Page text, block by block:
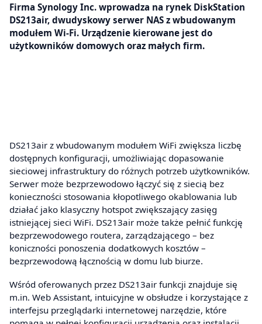
Firma Synology Inc. wprowadza na rynek DiskStation
DS213air, dwudyskowy serwer NAS z wbudowanym
modułem Wi-Fi. Urządzenie kierowane jest do
użytkowników domowych oraz małych firm.
DS213air z wbudowanym modułem WiFi zwiększa liczbę
dostępnych konfiguracji, umożliwiając dopasowanie
sieciowej infrastruktury do różnych potrzeb użytkowników.
Serwer może bezprzewodowo łączyć się z siecią bez
konieczności stosowania kłopotliwego okablowania lub
działać jako klasyczny hotspot zwiększający zasięg
istniejącej sieci WiFi. DS213air może także pełnić funkcję
bezprzewodowego routera, zarządzającego – bez
koniczności ponoszenia dodatkowych kosztów –
bezprzewodową łącznością w domu lub biurze.
Wśród oferowanych przez DS213air funkcji znajduje się
m.in. Web Assistant, intuicyjne w obsłudze i korzystające z
interfejsu przeglądarki internetowej narzędzie, które